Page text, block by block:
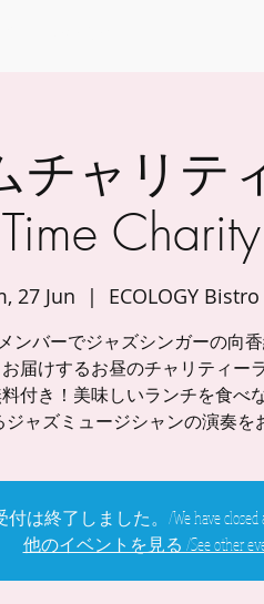
チャリテ
27 Jun
  |
ECOLOGY
ンバーでジャズシンガーの向
届けするお昼のチャリティー
付き！美味しいランチを食べ
ャズミュージシャンの演奏を
は終了しました。/We have closed
他のイベントを見る /See other